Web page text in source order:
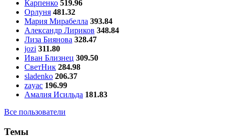
Карпенко 519.96
Орлуня 481.32
Мария Мирабелла 393.84
Александр Лириков 348.84
Лиза Биянова 328.47
jozi 311.80
Иван Близнец 309.50
СветНик 284.98
sladenko 206.37
zayac 196.99
Амалия Исильда 181.83
Все пользователи
Темы